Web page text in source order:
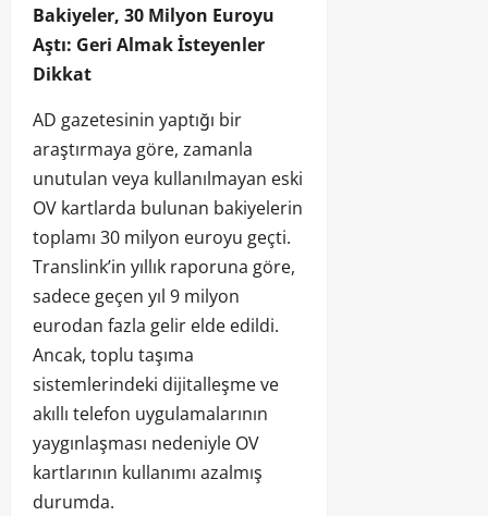
Bakiyeler, 30 Milyon Euroyu
Aştı: Geri Almak İsteyenler
Dikkat
AD gazetesinin yaptığı bir
araştırmaya göre, zamanla
unutulan veya kullanılmayan eski
OV kartlarda bulunan bakiyelerin
toplamı 30 milyon euroyu geçti.
Translink’in yıllık raporuna göre,
sadece geçen yıl 9 milyon
eurodan fazla gelir elde edildi.
Ancak, toplu taşıma
sistemlerindeki dijitalleşme ve
akıllı telefon uygulamalarının
yaygınlaşması nedeniyle OV
kartlarının kullanımı azalmış
durumda.